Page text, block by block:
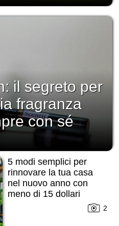
il segreto per
fragranza
con sé
5 modi semplici per
rinnovare la tua casa
nel nuovo anno con
meno di 15 dollari
2